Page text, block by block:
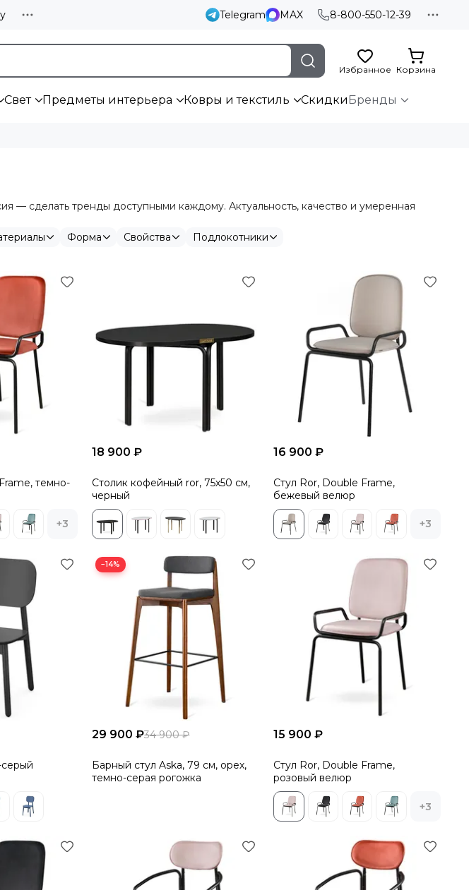
Telegram MAX 8-800-550-12-39
Избранное Корзина
Свет Предметы интерьера Ковры и текстиль СкидкиБренды
сделать тренды доступными каждому. Актуальность, качество и умеренная
Форма Свойства Подлокотники
темно-
+3
18 900 ₽
Столик кофейный ror, 75х50 см,
черный
16 900 ₽
Стул Ror, Double Frame,
бежевый велюр
+3
серый
−14%
29 900 ₽34 900 ₽
Барный стул Aska, 79 см, орех,
темно-серая рогожка
15 900 ₽
Стул Ror, Double Frame,
розовый велюр
+3